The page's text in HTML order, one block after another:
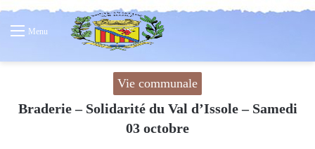
Menu
Vie communale
Braderie – Solidarité du Val d’Issole – Samedi
03 octobre